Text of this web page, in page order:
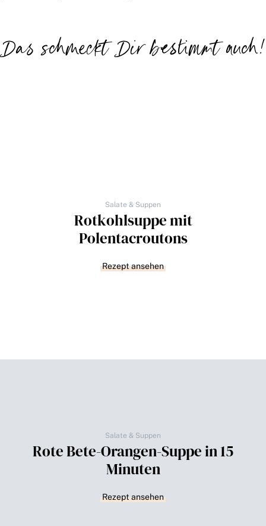
Das schmeckt Dir bestimmt auch!
Salate & Suppen
Rotkohlsuppe mit
Polentacroutons
Rezept ansehen
Salate & Suppen
Rote Bete-Orangen-Suppe in 15
Minuten
Rezept ansehen